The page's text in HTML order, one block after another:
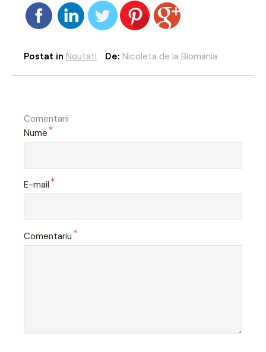
Postat in Noutati De: Nicoleta de la Biomania
Comentarii
Nume *
E-mail *
Comentariu *